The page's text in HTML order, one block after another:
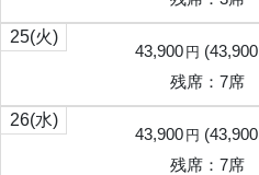
25(火)
43,900 円 (43,900
残席：7席
26(水)
43,900 円 (43,900
残席：7席